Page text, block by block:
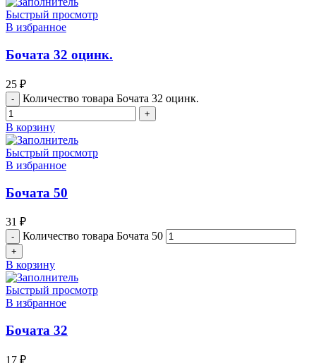
Быстрый просмотр
В избранное
Бочата 32 оцинк.
25 ₽
Количество товара Бочата 32 оцинк.
В корзину
Быстрый просмотр
В избранное
Бочата 50
31 ₽
Количество товара Бочата 50
В корзину
Быстрый просмотр
В избранное
Бочата 32
17 ₽